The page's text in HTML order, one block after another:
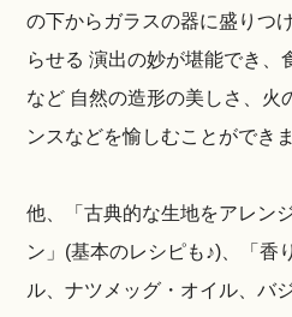
の下からガラスの器に盛りつ
らせる 演出の妙が堪能でき、
など 自然の造形の美しさ、火
ンスなどを愉しむことができま
他、「古典的な生地をアレン
ン」(基本のレシピも♪)、「香
ル、ナツメッグ・オイル、バ